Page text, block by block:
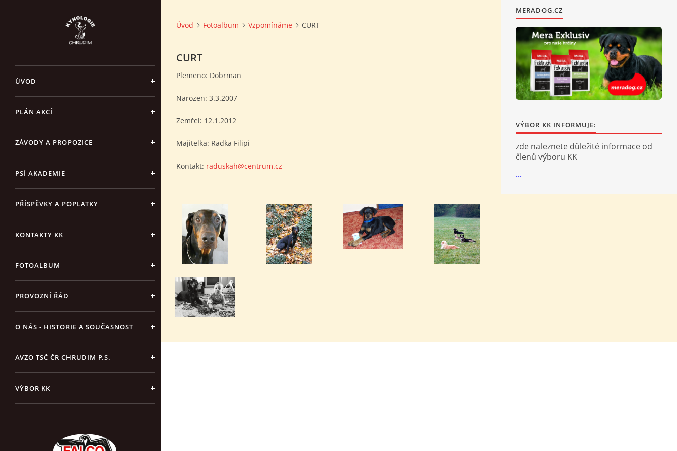
ÚVOD
PLÁN AKCÍ
ZÁVODY A PROPOZICE
PSÍ AKADEMIE
PŘÍSPĚVKY A POPLATKY
KONTAKTY KK
FOTOALBUM
PROVOZNÍ ŘÁD
O NÁS - HISTORIE A SOUČASNOST
AVZO TSČ ČR CHRUDIM P.S.
VÝBOR KK
Úvod Fotoalbum Vzpomínáme CURT
CURT
Plemeno: Dobrman
Narozen: 3.3.2007
Zemřel: 12.1.2012
Majitelka: Radka Filipi
Kontakt: raduskah@centrum.cz
MERADOG.CZ
VÝBOR KK INFORMUJE:
zde naleznete důležité informace od
členů výboru KK
...